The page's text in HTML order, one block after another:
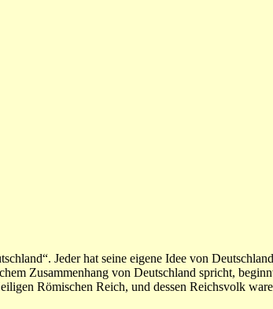
Jeder hat seine eigene Idee von
Zusammenhang von Deutschland spricht,
Römischen Reich, und dessen Reichsvolk